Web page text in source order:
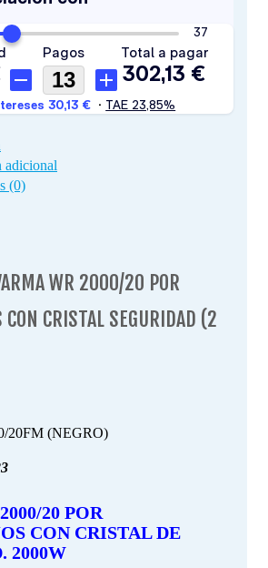
adicional
(0)
WR 2000/20 POR
CON CRISTAL SEGURIDAD (2
20FM (NEGRO)
20 POR
CON CRISTAL DE
2000W